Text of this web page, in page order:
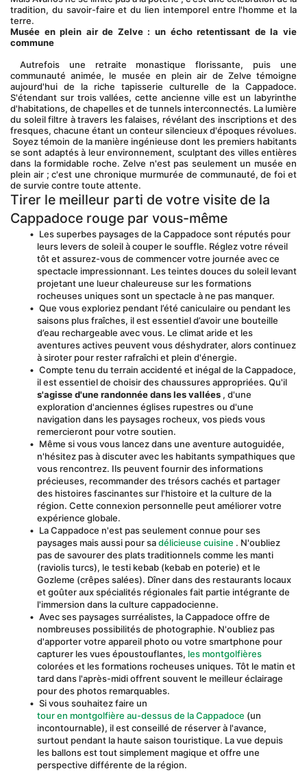
tradition, du savoir-faire et du lien intemporel entre l'homme et la
terre.
Musée en plein air de Zelve : un écho retentissant de la vie
commune
communauté animée, le musée en plein air de Zelve témoigne
aujourd'hui de la riche tapisserie culturelle de la Cappadoce.
S'étendant sur trois vallées, cette ancienne ville est un labyrinthe
d'habitations, de chapelles et de tunnels interconnectés. La lumière
du soleil filtre à travers les falaises, révélant des inscriptions et des
fresques, chacune étant un conteur silencieux d'époques révolues.
Soyez témoin de la manière ingénieuse dont les premiers habitants
se sont adaptés à leur environnement, sculptant des villes entières
dans la formidable roche. Zelve n'est pas seulement un musée en
plein air ; c'est une chronique murmurée de communauté, de foi et
de survie contre toute attente.
Tirer le meilleur parti de votre visite de la
Cappadoce rouge par vous-même
Les superbes paysages de la Cappadoce sont réputés pour
leurs levers de soleil à couper le souffle. Réglez votre réveil
tôt et assurez-vous de commencer votre journée avec ce
spectacle impressionnant. Les teintes douces du soleil levant
projetant une lueur chaleureuse sur les formations
rocheuses uniques sont un spectacle à ne pas manquer.
Que vous exploriez pendant l’été caniculaire ou pendant les
saisons plus fraîches, il est essentiel d’avoir une bouteille
d’eau rechargeable avec vous. Le climat aride et les
aventures actives peuvent vous déshydrater, alors continuez
à siroter pour rester rafraîchi et plein d'énergie.
Compte tenu du terrain accidenté et inégal de la Cappadoce,
s'agisse d'une randonnée dans les vallées , d'une
exploration d'anciennes églises rupestres ou d'une
navigation dans les paysages rocheux, vos pieds vous
remercieront pour votre soutien.
Même si vous vous lancez dans une aventure autoguidée,
n'hésitez pas à discuter avec les habitants sympathiques que
vous rencontrez. Ils peuvent fournir des informations
précieuses, recommander des trésors cachés et partager
des histoires fascinantes sur l'histoire et la culture de la
région. Cette connexion personnelle peut améliorer votre
expérience globale.
La Cappadoce n'est pas seulement connue pour ses
paysages mais aussi pour sa délicieuse cuisine . N'oubliez
pas de savourer des plats traditionnels comme les manti
(raviolis turcs), le testi kebab (kebab en poterie) et le
Gozleme (crêpes salées). Dîner dans des restaurants locaux
et goûter aux spécialités régionales fait partie intégrante de
l'immersion dans la culture cappadocienne.
Avec ses paysages surréalistes, la Cappadoce offre de
nombreuses possibilités de photographie. N'oubliez pas
d'apporter votre appareil photo ou votre smartphone pour
capturer les vues époustouflantes, les montgolfières
colorées et les formations rocheuses uniques. Tôt le matin et
tard dans l'après-midi offrent souvent le meilleur éclairage
pour des photos remarquables.
Si vous souhaitez faire un
tour en montgolfière au-dessus de la Cappadoce (un
incontournable), il est conseillé de réserver à l'avance,
surtout pendant la haute saison touristique. La vue depuis
les ballons est tout simplement magique et offre une
perspective différente de la région.